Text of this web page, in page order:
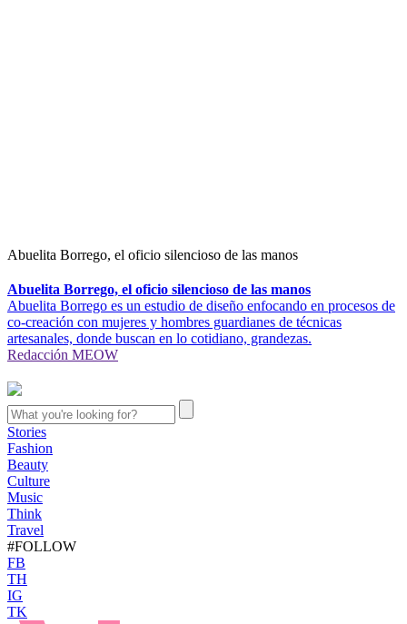
Abuelita Borrego, el oficio silencioso de las manos
Abuelita Borrego, el oficio silencioso de las manos
Abuelita Borrego es un estudio de diseño enfocando en procesos de
co-creación con mujeres y hombres guardianes de técnicas
artesanales, donde buscan en lo cotidiano, grandezas.
Redacción MEOW
Stories
Fashion
Beauty
Culture
Music
Think
Travel
#FOLLOW
FB
TH
IG
TK